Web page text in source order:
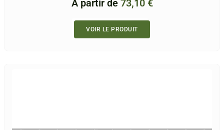
À partir de 73,10 €
VOIR LE PRODUIT